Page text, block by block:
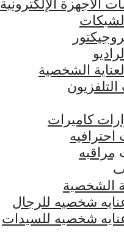
الأجهزة الإلكترونية
الشخصية
كاميرات
احترافيه
مراقبه
الشخصية
شخصيه للرجال
شخصيه للسيدات